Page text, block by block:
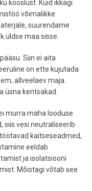
kooslust. Kuid ikkagi
võimalikke
suurendame
üldse maa sisse.
Siin ei aita
on ette kujutada
allveelaev maja.
üsna kentsakad.
murra maha looduse
siis vesi neutraliseerib
kaitseseadmed,
eeldab
ja isolatsiooni
Mõistagi võtab see